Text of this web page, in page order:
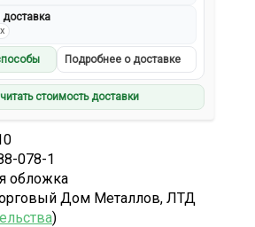
доставка
Подробнее о доставке
стоимость доставки
078-1
обложка
Дом Металлов, ЛТД
)